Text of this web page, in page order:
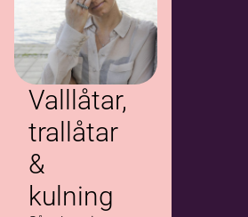
Valllåtar,
trallåtar
&
kulning